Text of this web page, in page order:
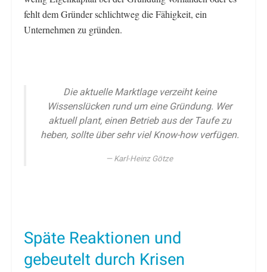
fehlt dem Gründer schlichtweg die Fähigkeit, ein
Unternehmen zu gründen.
Die aktuelle Marktlage verzeiht keine
Wissenslücken rund um eine Gründung. Wer
aktuell plant, einen Betrieb aus der Taufe zu
heben, sollte über sehr viel Know-how verfügen.
Karl-Heinz Götze
Späte Reaktionen und
gebeutelt durch Krisen